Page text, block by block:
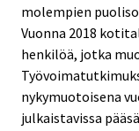
molempien
Vuonna 2018
henkilöä, jotka
nykymuotoisena
julkaistavissa